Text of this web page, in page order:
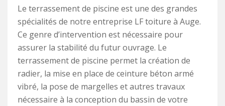
Le terrassement de piscine est une des grandes
spécialités de notre entreprise LF toiture à Auge.
Ce genre d’intervention est nécessaire pour
assurer la stabilité du futur ouvrage. Le
terrassement de piscine permet la création de
radier, la mise en place de ceinture béton armé
vibré, la pose de margelles et autres travaux
nécessaire à la conception du bassin de votre